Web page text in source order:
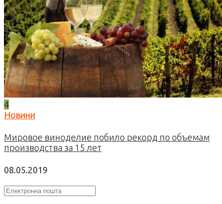
4
Новини
Мировое виноделие побило рекорд по объемам
производства за 15 лет
08.05.2019